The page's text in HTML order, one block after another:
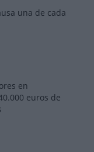
una de cada
en
euros de